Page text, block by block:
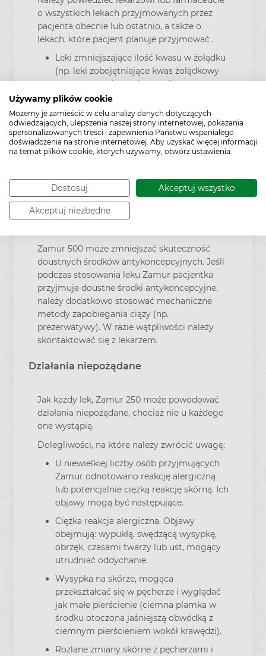
Używamy plików cookie
Możemy je zamieścić w celu analizy danych dotyczących
odwiedzających, ulepszenia naszej strony internetowej, pokazania
spersonalizowanych treści i zapewnienia Państwu wspaniałego
doświadczenia na stronie internetowej. Aby uzyskać więcej informacji
na temat plików cookie, których używamy, otwórz ustawienia.
Dostosuj Akceptuj wszystko
Akceptuj niezbędne
o wszystkich lekach przyjmowanych przez
pacjenta obecnie lub ostatnio, a także o
lekach, które pacjent planuje przyjmować .
Leki zmniejszające ilość kwasu w żołądku
(np. leki zobojętniające kwas żołądkowy
stosowane w leczeniu zgagi) mogą
wpłynąć na działanie leku Zamur 500.
Probenecyd.
Doustne leki przeciwzakrzepowe
(antykoagulanty).
wyżej (lub podobne) leki, powinien
powiedzieć o tym lekarzowi lub
farmaceucie
Zamur 500 może zmniejszać skuteczność
doustnych środków antykoncepcyjnych. Jeśli
podczas stosowania leku Zamur pacjentka
przyjmuje doustne środki antykoncepcyjne,
należy dodatkowo stosować mechaniczne
metody zapobiegania ciąży (np.
prezerwatywy). W razie wątpliwości należy
skontaktować się z lekarzem.
Działania niepożądane
Jak każdy lek, Zamur 250 może powodować
działania niepożądane, chociaż nie u każdego
one wystąpią.
Dolegliwości, na które należy zwrócić uwagę:
U niewielkiej liczby osób przyjmujących
Zamur odnotowano reakcję alergiczną
lub potencjalnie ciężką reakcję skórną. Ich
objawy mogą być następujące.
Ciężka reakcja alergiczna. Objawy
obejmują: wypukłą, swędzącą wysypkę,
obrzęk, czasami twarzy lub ust, mogący
utrudniać oddychanie.
Wysypka na skórze, mogąca
przekształcać się w pęcherze i wyglądać
jak małe pierścienie (ciemna plamka w
środku otoczona jaśniejszą obwódką z
ciemnym pierścieniem wokół krawędzi).
Rozlane zmiany skórne z pęcherzami i